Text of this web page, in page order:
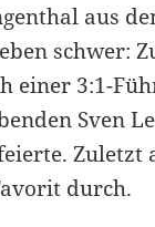
aus
schwer:
einer 3:1-
Sven
Zuletzt
durch.